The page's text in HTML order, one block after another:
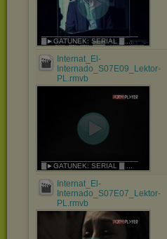
_______________________
▓►GATUNEK: SERIAL ▓ ...
Internat_El-
Internado_S07E09_Lektor-
PL.rmvb
▓►GATUNEK: SERIAL ▓ ...
Internat_El-
Internado_S07E07_Lektor-
PL.rmvb